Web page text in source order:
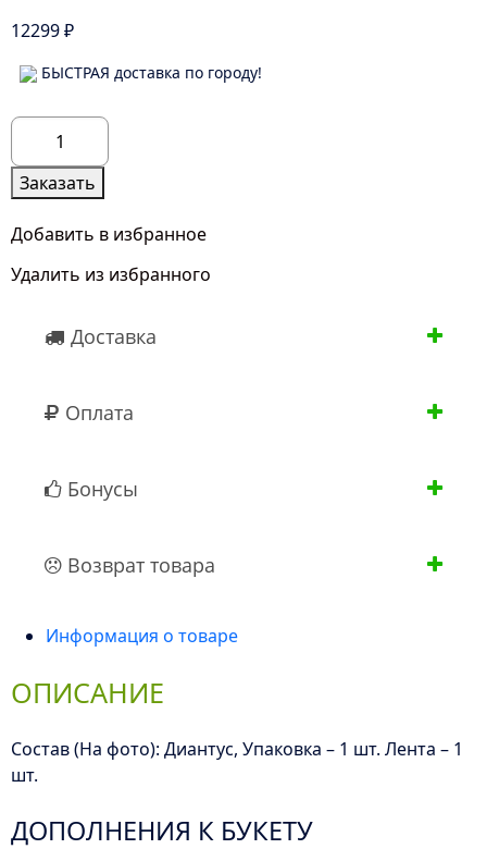
12299₽
БЫСТРАЯ доставка по городу!
Количество
товара
35
Фиолетовых
Гвоздик
Заказать
Добавить в избранное
Удалить из избранного
Доставка
Оплата
Бонусы
Возврат товара
Информация о товаре
ОПИСАНИЕ
Состав (На фото): Диантус, Упаковка – 1 шт. Лента – 1
шт.
ДОПОЛНЕНИЯ К БУКЕТУ